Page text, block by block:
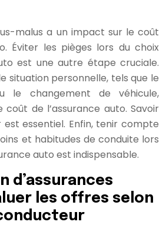
malus a un impact sur le coût
Éviter les pièges lors du choix
est une autre étape cruciale.
situation personnelle, tels que le
le changement de véhicule,
de l’assurance auto. Savoir
essentiel. Enfin, tenir compte
et habitudes de conduite lors
auto est indispensable.
d’assurances
les offres selon